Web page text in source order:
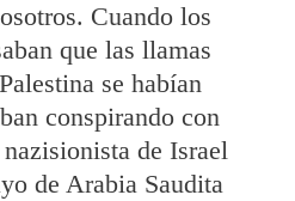
Cuando los
que las llamas
se habían
conspirando con
de Israel
de Arabia Saudita